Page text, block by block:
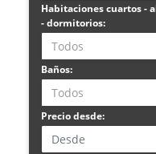
Habitaciones cuartos -
- dormitorios:
Todos
Baños:
Todos
Precio desde: